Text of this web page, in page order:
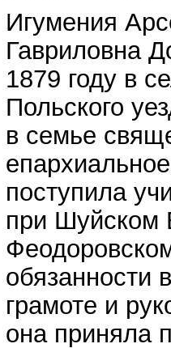
Игумения
Гавриловна
1879 году в
Польского
в семье
поступила
при Шуйском
обязанности
грамоте и
она приняла